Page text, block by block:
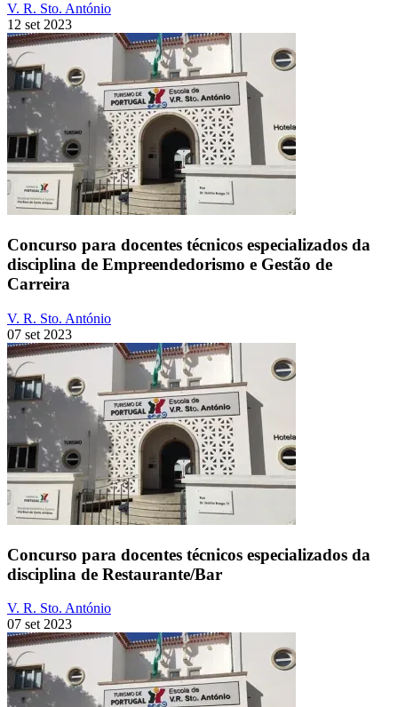
V. R. Sto. António
12 set 2023
Concurso para docentes técnicos especializados da
disciplina de Empreendedorismo e Gestão de
Carreira
V. R. Sto. António
07 set 2023
Concurso para docentes técnicos especializados da
disciplina de Restaurante/Bar
V. R. Sto. António
07 set 2023